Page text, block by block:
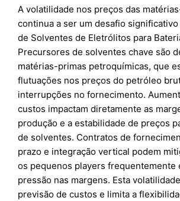
A volatilidade nos preços das
continua a ser um desafio
de Solventes de Eletrólitos para
Precursores de solventes chave são
matérias-primas petroquímicas, que
flutuações nos preços do petróleo
interrupções no fornecimento.
custos impactam diretamente as
produção e a estabilidade de preços
de solventes. Contratos de
prazo e integração vertical podem
os pequenos players frequentemente
pressão nas margens. Esta
previsão de custos e limita a